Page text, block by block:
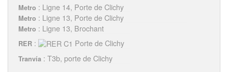
Metro : Ligne 14, Porte de Clichy
Metro : Ligne 13, Porte de Clichy
Metro : Ligne 13, Brochant
RER : Porte de Clichy
Tranvía : T3b, porte de Clichy